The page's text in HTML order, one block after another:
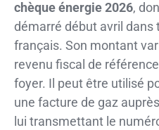
chèque énergie 2026,
démarré début avril
français. Son montant
revenu fiscal de
foyer. Il peut être utilisé
une facture de gaz
lui transmettant le